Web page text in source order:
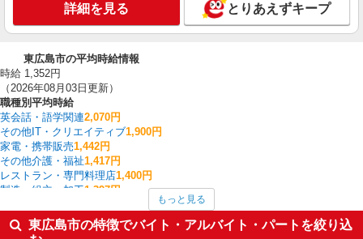
詳細を見る とりあえずキープ
東広島市の平均時給情報
時給 1,352円
（2026年08月03日更新）
職種別平均時給
英会話・語学関連2,070円
その他IT・クリエイティブ1,900円
家電・携帯販売1,442円
その他介護・福祉1,417円
レストラン・専門料理店1,400円
製造・組立・加工1,397円
建物管理・設備管理・マンション管理員1,390円
介護職・ヘルパー1,385円
サービス提供責任者・ソーシャルワーカー 1,360円
もっと見る
東広島市の特徴でバイト・アルバイト・パートを絞り込